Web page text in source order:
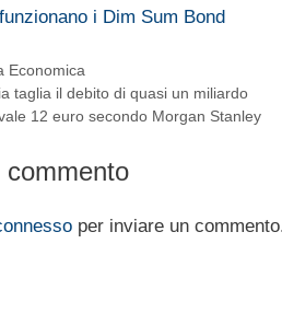
i Dim Sum Bond
Economica
taglia il debito di quasi un miliardo
12 euro secondo Morgan Stanley
commento
per inviare un